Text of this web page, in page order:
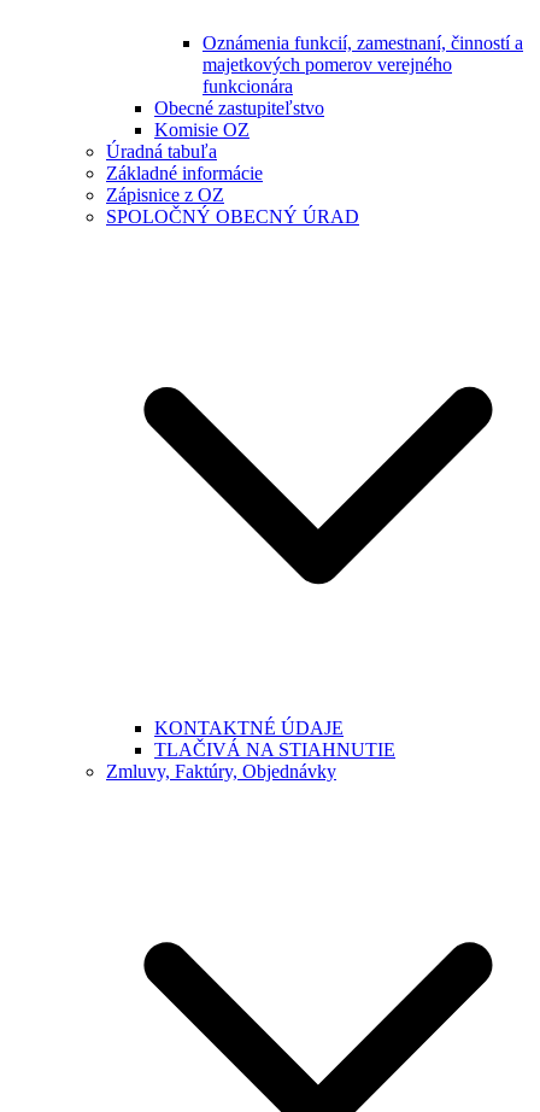
Oznámenia funkcií, zamestnaní, činností a
majetkových pomerov verejného
funkcionára
Obecné zastupiteľstvo
Komisie OZ
Úradná tabuľa
Základné informácie
Zápisnice z OZ
SPOLOČNÝ OBECNÝ ÚRAD
KONTAKTNÉ ÚDAJE
TLAČIVÁ NA STIAHNUTIE
Zmluvy, Faktúry, Objednávky